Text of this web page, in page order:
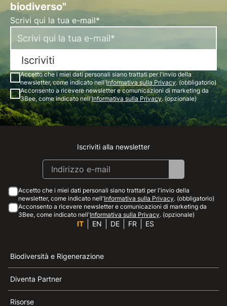
biodiverso"
Scrivi qui la tua e-mail*
Iscriviti
Accetto che i miei dati personali siano trattati per l'invio della
newsletter, come indicato nell'Informativa sulla Privacy. (obbligatorio)
Acconsento a ricevere newsletter e comunicazioni di marketing da
3Bee, come indicato nell'Informativa sulla Privacy. (opzionale)
Instagram
Facebook
Linkedin
Youtube
Iscriviti alla newsletter
Accetto che i miei dati personali siano trattati per l'invio della
newsletter, come indicato nell'Informativa sulla Privacy. (obbligatorio)
Acconsento a ricevere newsletter e comunicazioni di marketing da
3Bee, come indicato nell'Informativa sulla Privacy. (opzionale)
IT EN DE FR ES
Biodiversità e Rigenerazione
Diventa Partner
Risorse